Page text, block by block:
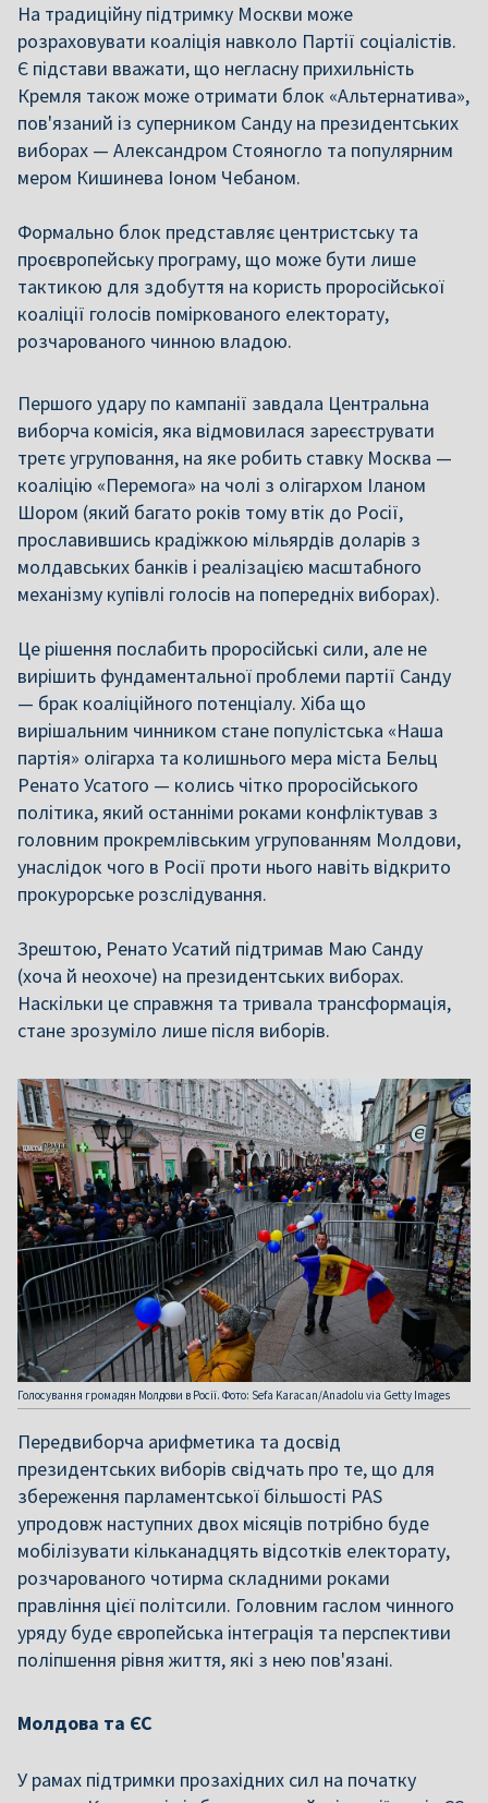
На традиційну підтримку Москви може
розраховувати коаліція навколо Партії соціалістів.
Є підстави вважати, що негласну прихильність
Кремля також може отримати блок «Альтернатива»,
пов'язаний із суперником Санду на президентських
виборах — Александром Стояногло та популярним
мером Кишинева Іоном Чебаном.
Формально блок представляє центристську та
проєвропейську програму, що може бути лише
тактикою для здобуття на користь проросійської
коаліції голосів поміркованого електорату,
розчарованого чинною владою.
Першого удару по кампанії завдала Центральна
виборча комісія, яка відмовилася зареєструвати
третє угруповання, на яке робить ставку Москва —
коаліцію «Перемога» на чолі з олігархом Іланом
Шором (який багато років тому втік до Росії,
прославившись крадіжкою мільярдів доларів з
молдавських банків і реалізацією масштабного
механізму купівлі голосів на попередніх виборах).
Це рішення послабить проросійські сили, але не
вирішить фундаментальної проблеми партії Санду
— брак коаліційного потенціалу. Хіба що
вирішальним чинником стане популістська «Наша
партія» олігарха та колишнього мера міста Бельц
Ренато Усатого — колись чітко проросійського
політика, який останніми роками конфліктував з
головним прокремлівським угрупованням Молдови,
унаслідок чого в Росії проти нього навіть відкрито
прокурорське розслідування.
Зрештою, Ренато Усатий підтримав Маю Санду
(хоча й неохоче) на президентських виборах.
Наскільки це справжня та тривала трансформація,
стане зрозуміло лише після виборів.
Голосування громадян Молдови в Росії. Фото: Sefa Karacan/Anadolu via Getty Images
Передвиборча арифметика та досвід
президентських виборів свідчать про те, що для
збереження парламентської більшості PAS
упродовж наступних двох місяців потрібно буде
мобілізувати кільканадцять відсотків електорату,
розчарованого чотирма складними роками
правління цієї політсили. Головним гаслом чинного
уряду буде європейська інтеграція та перспективи
поліпшення рівня життя, які з нею пов'язані.
Молдова та ЄС
У рамах підтримки прозахідних сил на початку